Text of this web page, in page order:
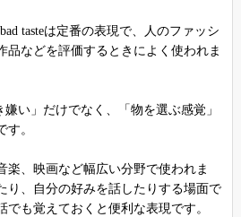
tasteは定番の表現で、人のファッシ
品などを評価するときによく使われま
嫌い」だけでなく、「物を選ぶ感覚」
す。
楽、映画など幅広い分野で使われま
り、自分の好みを話したりする場面で
でも覚えておくと便利な表現です。